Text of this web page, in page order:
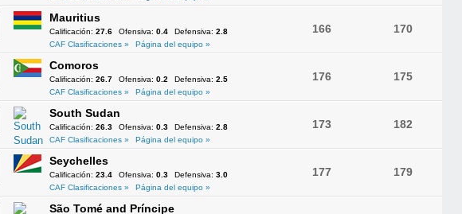
Mauritius
Calificación: 27.6 Ofensiva: 0.4 Defensiva: 2.8
CAF Clasificaciones »
Página del equipo »
166 170
Comoros
Calificación: 26.7 Ofensiva: 0.2 Defensiva: 2.5
CAF Clasificaciones »
Página del equipo »
176 175
South Sudan
Calificación: 26.3 Ofensiva: 0.3 Defensiva: 2.8
CAF Clasificaciones »
Página del equipo »
173 182
Seychelles
Calificación: 23.4 Ofensiva: 0.3 Defensiva: 3.0
CAF Clasificaciones »
Página del equipo »
177 179
São Tomé and Príncipe